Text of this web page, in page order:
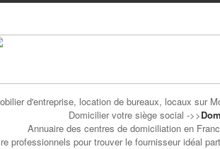
d'entreprise, location de bureaux, locaux sur
Domicilier votre siège social ->>
Annuaire des centres de domiciliation en
professionnels pour trouver le fournisseur idéal